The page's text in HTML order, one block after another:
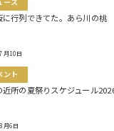
ース
に行列できてた。あら川の桃
月10日
ント
所の夏祭りスケジュール
月6日